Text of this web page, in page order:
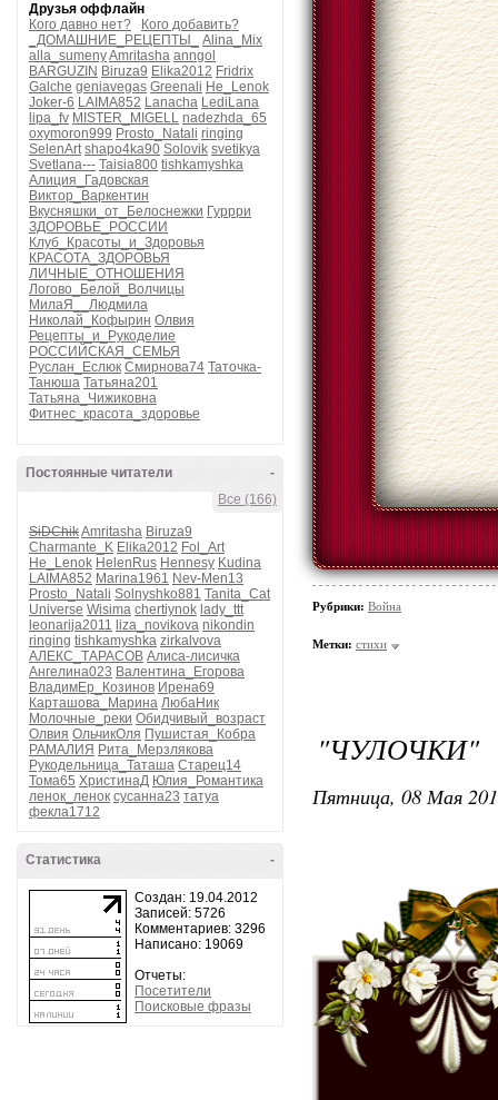
Друзья оффлайн
Кого давно нет?
Кого добавить?
_ДОМАШНИЕ_РЕЦЕПТЫ_
Alina_Mix
alla_sumenyAmritasha anngol
BARGUZIN Biruza9 Elika2012 Fridrix
Galche geniavegas Greenali He_Lenok
Joker-6 LAIMA852 Lanacha LediLana
lipa_fv MISTER_MIGELL nadezhda_65
oxymoron999 Prosto_Natali ringing
SelenArt shapo4ka90 Solovik svetikya
Svetlana--- Taisia800 tishkamyshka
Алиция_Гадовская
Виктор_Варкентин
Вкусняшки_от_Белоснежки Гуррри
ЗДОРОВЬЕ_РОССИИ
Клуб_Красоты_и_Здоровья
КРАСОТА_ЗДОРОВЬЯ
ЛИЧНЫЕ_ОТНОШЕНИЯ
Логово_Белой_Волчицы
МилаЯ__Людмила
Николай_Кофырин Олвия
Рецепты_и_Рукоделие
РОССИЙСКАЯ_СЕМЬЯ
Руслан_Еслюк Смирнова74 Таточка-
Танюша Татьяна201
Татьяна_Чижиковна
Фитнес_красота_здоровье
-
Постоянные читатели
Все (166)
SiDChikAmritasha Biruza9
Charmante_K Elika2012 Fol_Art
He_Lenok HelenRus Hennesy Kudina
LAIMA852 Marina1961 Nev-Men13
Prosto_Natali Solnyshko881 Tanita_Cat
Universe Wisima chertiynok lady_ttt
leonarija2011 liza_novikova nikondin
ringing tishkamyshka zirkalvova
АЛЕКС_ТАРАСОВ Алиса-лисичка
Ангелина023 Валентина_Егорова
ВладимЕр_Козинов Ирена69
Карташова_Марина ЛюбаНик
Молочные_реки Обидчивый_возраст
Олвия ОльчикОля Пушистая_Кобра
РАМАЛИЯ Рита_Мерзлякова
Рукодельница_Таташа Старец14
Тома65 ХристинаД Юлия_Романтика
ленок_ленок сусанна23 татуа
фекла1712
-
Статистика
Создан: 19.04.2012
Записей: 5726
Комментариев: 3296
Написано: 19069
Отчеты:
Посетители
Поисковые фразы
Рубрики: Война
Метки: стихи
"ЧУЛОЧКИ"
Пятница, 08 Мая